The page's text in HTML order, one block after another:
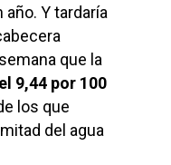
Y tardaría
que la
9,44 por 100
los que
del agua